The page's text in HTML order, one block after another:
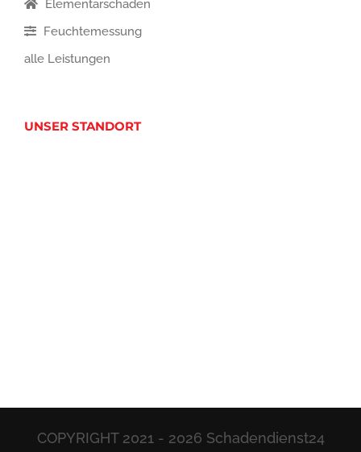
Elementarschaden
Feuchtemessung
alle Leistungen
UNSER STANDORT
COPYRIGHT 2021 - 2026 Schadendienst24